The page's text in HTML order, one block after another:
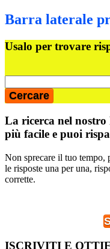
Barra laterale
Usalo per trovare
La ricerca nel nostro
più facile e puoi
Non sprecare il tuo tempo,
le risposte una per una,
corrette.
ISCRIVITI E